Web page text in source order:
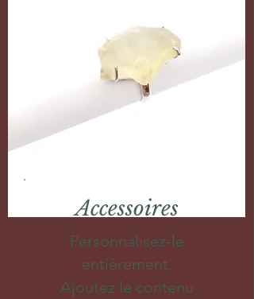
Accessoires
Personnalisez-le
entièrement.
Ajoutez le contenu